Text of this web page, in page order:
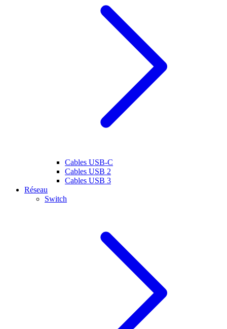
Cables USB-C
Cables USB 2
Cables USB 3
Réseau
Switch